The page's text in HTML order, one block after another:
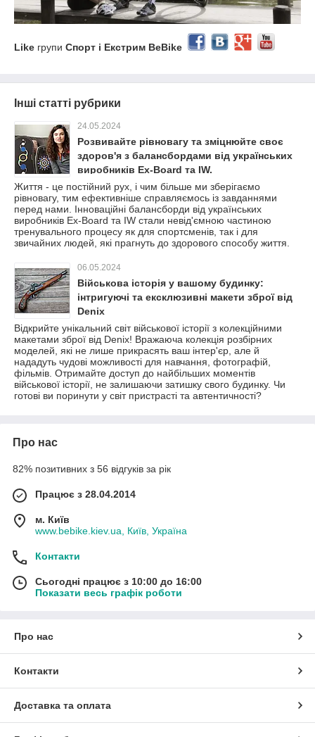
Like групи Спорт і Екстрим BeBike
Інші статті рубрики
24.05.2024
Розвивайте рівновагу та зміцнюйте своє
здоров'я з балансбордами від українських
виробників Ex-Board та IW.
Життя - це постійний рух, і чим більше ми зберігаємо
рівновагу, тим ефективніше справляємось із завданнями
перед нами. Інноваційні балансборди від українських
виробників Ex-Board та IW стали невід'ємною частиною
тренувального процесу як для спортсменів, так і для
звичайних людей, які прагнуть до здорового способу життя.
06.05.2024
Військова історія у вашому будинку:
інтригуючі та ексклюзивні макети зброї від
Denix
Відкрийте унікальний світ військової історії з колекційними
макетами зброї від Denix! Вражаюча колекція розбірних
моделей, які не лише прикрасять ваш інтер'єр, але й
нададуть чудові можливості для навчання, фотографій,
фільмів. Отримайте доступ до найбільших моментів
військової історії, не залишаючи затишку свого будинку. Чи
готові ви поринути у світ пристрасті та автентичності?
Про нас
82% позитивних з 56 відгуків за рік
Працює з 28.04.2014
м. Київ
www.bebike.kiev.ua, Київ, Україна
Контакти
Сьогодні працює з 10:00 до 16:00
Показати весь графік роботи
Про нас
Контакти
Доставка та оплата